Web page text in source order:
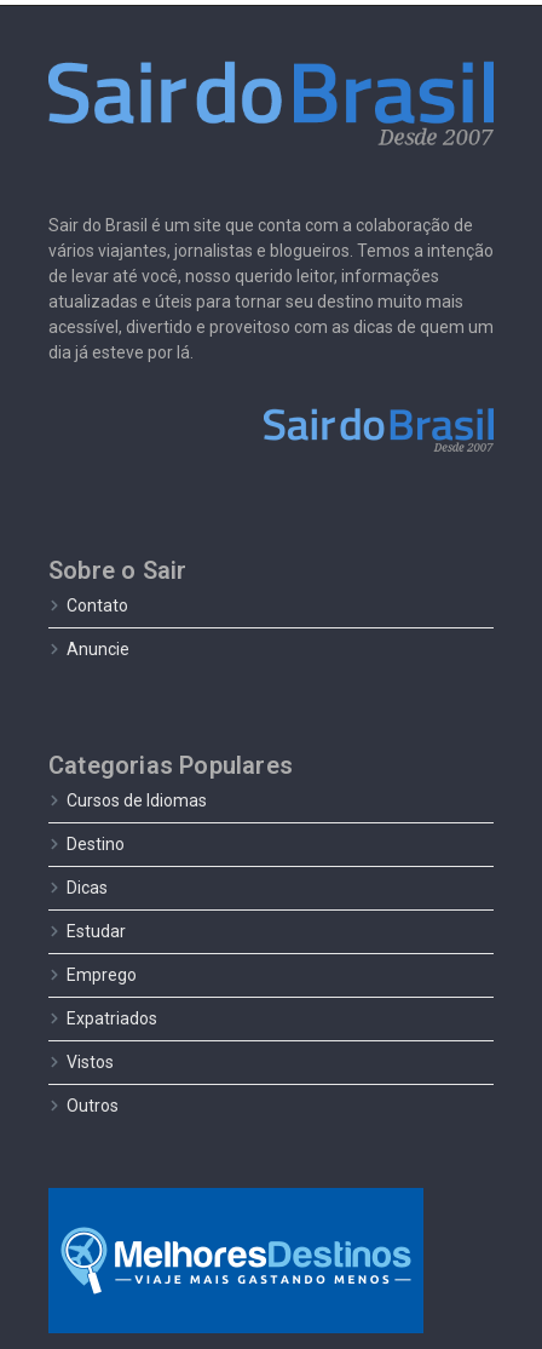
Sair do Brasil é um site que conta com a colaboração de
vários viajantes, jornalistas e blogueiros. Temos a intenção
de levar até você, nosso querido leitor, informações
atualizadas e úteis para tornar seu destino muito mais
acessível, divertido e proveitoso com as dicas de quem um
dia já esteve por lá.
Sobre o Sair
Contato
Anuncie
Categorias Populares
Cursos de Idiomas
Destino
Dicas
Estudar
Emprego
Expatriados
Vistos
Outros